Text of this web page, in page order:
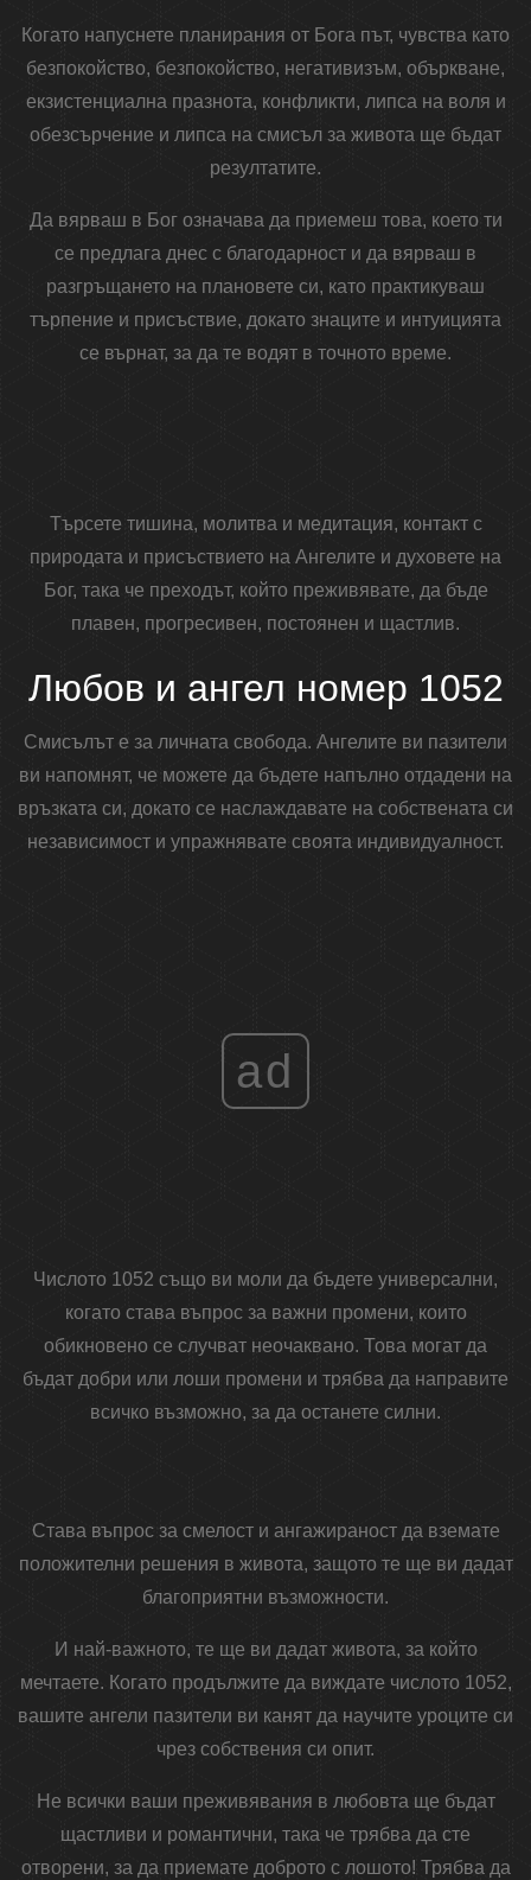
Когато напуснете планирания от Бога път, чувства като
безпокойство, безпокойство, негативизъм, объркване,
екзистенциална празнота, конфликти, липса на воля и
обезсърчение и липса на смисъл за живота ще бъдат
резултатите.
Да вярваш в Бог означава да приемеш това, което ти
се предлага днес с благодарност и да вярваш в
разгръщането на плановете си, като практикуваш
търпение и присъствие, докато знаците и интуицията
се върнат, за да те водят в точното време.
Търсете тишина, молитва и медитация, контакт с
природата и присъствието на Ангелите и духовете на
Бог, така че преходът, който преживявате, да бъде
плавен, прогресивен, постоянен и щастлив.
Любов и ангел номер 1052
Смисълът е за личната свобода. Ангелите ви пазители
ви напомнят, че можете да бъдете напълно отдадени на
връзката си, докато се наслаждавате на собствената си
независимост и упражнявате своята индивидуалност.
ad
Числото 1052 също ви моли да бъдете универсални,
когато става въпрос за важни промени, които
обикновено се случват неочаквано. Това могат да
бъдат добри или лоши промени и трябва да направите
всичко възможно, за да останете силни.
Става въпрос за смелост и ангажираност да вземате
положителни решения в живота, защото те ще ви дадат
благоприятни възможности.
И най-важното, те ще ви дадат живота, за който
мечтаете. Когато продължите да виждате числото 1052,
вашите ангели пазители ви канят да научите уроците си
чрез собствения си опит.
Не всички ваши преживявания в любовта ще бъдат
щастливи и романтични, така че трябва да сте
отворени, за да приемате доброто с лошото! Трябва да